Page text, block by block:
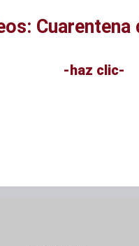
Cuarentena
-haz clic-